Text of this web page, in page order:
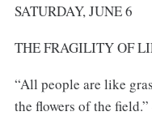
SATURDAY, JUNE 6
THE FRAGILITY OF
“All people are like
the flowers of the